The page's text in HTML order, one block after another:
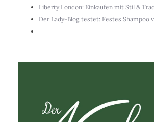
Liberty London: Einkaufen mit Stil &
Der Lady-Blog testet: Festes Shampoo